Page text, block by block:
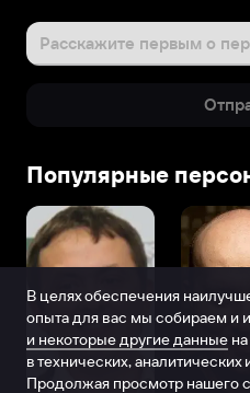
юноша
чувствовал
свободно,
не
испытывал
неловкости
не
боялся
показаться
глупым
Расскажите первым о
Популярные
В целях обеспечения
опыта для вас мы собираем и
и некоторые другие данные
в технических, аналитических
Продолжая просмотр нашего